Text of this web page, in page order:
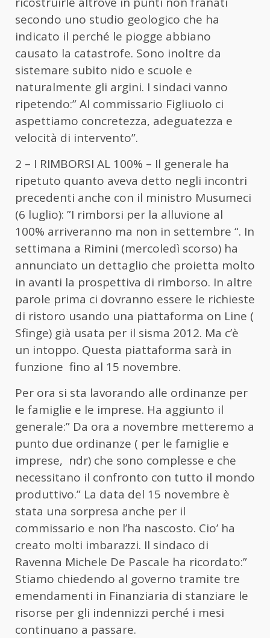
secondo uno studio geologico che ha
indicato il perché le piogge abbiano
causato la catastrofe. Sono inoltre da
sistemare subito nido e scuole e
naturalmente gli argini. I sindaci vanno
ripetendo:” Al commissario Figliuolo ci
aspettiamo concretezza, adeguatezza e
velocità di intervento”.
2 – I RIMBORSI AL 100% – Il generale ha
ripetuto quanto aveva detto negli incontri
precedenti anche con il ministro Musumeci
(6 luglio): ”I rimborsi per la alluvione al
100% arriveranno ma non in settembre “. In
settimana a Rimini (mercoledì scorso) ha
annunciato un dettaglio che proietta molto
in avanti la prospettiva di rimborso. In altre
parole prima ci dovranno essere le richieste
di ristoro usando una piattaforma on Line (
Sfinge) già usata per il sisma 2012. Ma c’è
un intoppo. Questa piattaforma sarà in
funzione fino al 15 novembre.
Per ora si sta lavorando alle ordinanze per
le famiglie e le imprese. Ha aggiunto il
generale:” Da ora a novembre metteremo a
punto due ordinanze ( per le famiglie e
imprese, ndr) che sono complesse e che
necessitano il confronto con tutto il mondo
produttivo.” La data del 15 novembre è
stata una sorpresa anche per il
commissario e non l’ha nascosto. Cio’ ha
creato molti imbarazzi. Il sindaco di
Ravenna Michele De Pascale ha ricordato:”
Stiamo chiedendo al governo tramite tre
emendamenti in Finanziaria di stanziare le
risorse per gli indennizzi perché i mesi
continuano a passare.